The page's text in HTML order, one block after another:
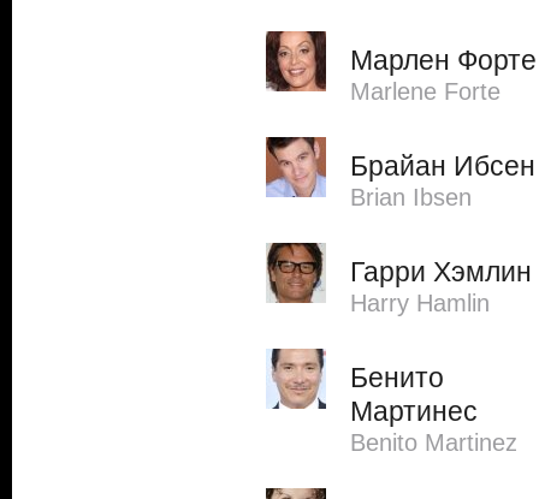
Марлен Форте
Marlene Forte
Брайан Ибсен
Brian Ibsen
Гарри Хэмлин
Harry Hamlin
Бенито
Мартинес
Benito Martinez